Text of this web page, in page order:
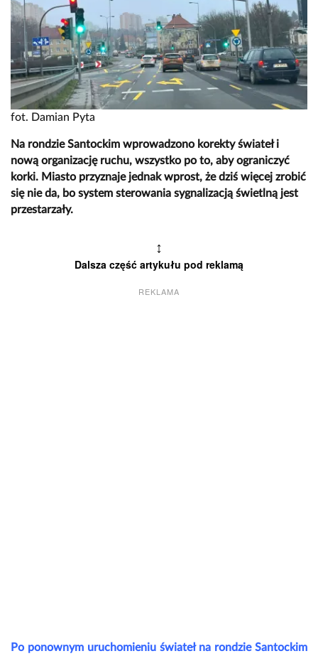
fot. Damian Pyta
Na rondzie Santockim wprowadzono korekty świateł i
nową organizację ruchu, wszystko po to, aby ograniczyć
korki. Miasto przyznaje jednak wprost, że dziś więcej zrobić
się nie da, bo system sterowania sygnalizacją świetlną jest
przestarzały.
↕
Dalsza część artykułu pod reklamą
REKLAMA
Po ponownym uruchomieniu świateł na rondzie Santockim